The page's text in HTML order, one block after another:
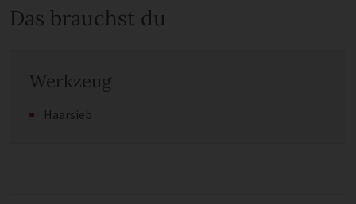
Das brauchst du
Werkzeug
Haarsieb